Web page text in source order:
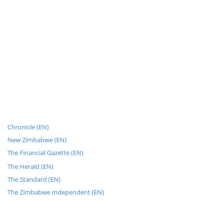
Chronicle (EN)
New Zimbabwe (EN)
The Financial Gazette (EN)
The Herald (EN)
The Standard (EN)
The Zimbabwe Independent (EN)